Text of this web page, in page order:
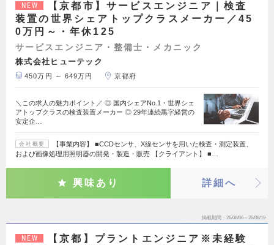
NEW
【京都市】サービスエンジニア｜検査
装置の世界シェアトップクラスメーカー／45
0万円～・年休125
サービスエンジニア・整備士・メカニック
株式会社ヒューテック
450万円 ～ 649万円 京都府
＼この求人の魅力ポイント／ ◎ 国内シェアNo.1・世界シェ
アトップクラスの検査装置メーカー ◎ 29年連続黒字経営の
安定企…
会社概要
【事業内容】 ■CCDセンサ、X線センサを用いた検査・測定装置、
および画像処理用照明器の開発・製造・販売 【クライアント】 ■…
興味あり 詳細へ
掲載期間 26/08/06～26/08/19
NEW
【京都】プラントエンジニア※未経験